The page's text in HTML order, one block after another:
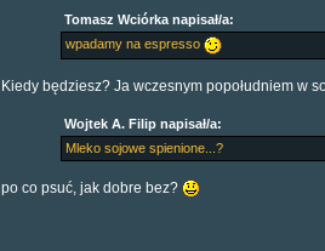
Tomasz Wciórka napisał/a:
wpadamy na espresso
Kiedy będziesz? Ja wczesnym popołudniem w
Wojtek A. Filip napisał/a:
Mleko sojowe spienione...?
po co psuć, jak dobre bez?